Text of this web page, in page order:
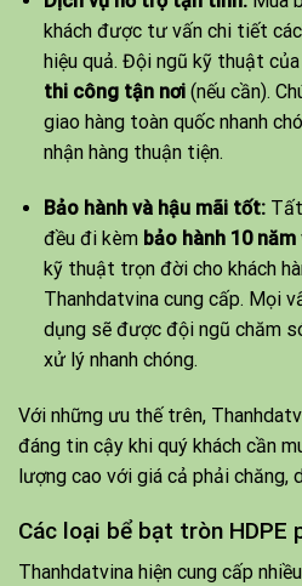
khách được tư vấn chi tiết
hiệu quả. Đội ngũ kỹ thuật
thi công tận nơi(nếu cần).
giao hàng toàn quốc nhanh
nhận hàng thuận tiện.
Bảo hành và hậu mãi tốt:Tất
đều đi kèm bảo hành 10 năm
kỹ thuật trọn đời cho khách
Thanhdatvina cung cấp. Mọi
dụng sẽ được đội ngũ chăm
xử lý nhanh chóng.
Với những ưu thế trên,
đáng tin cậy khi quý khách cần
lượng cao với giá cả phải chăng,
Các loại bể bạt tròn HDPE
Thanhdatvina hiện cung cấp nhiều